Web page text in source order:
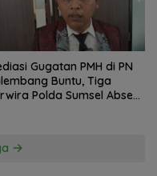
Gugatan PMH di PN
Buntu, Tiga
Polda Sumsel Absen,